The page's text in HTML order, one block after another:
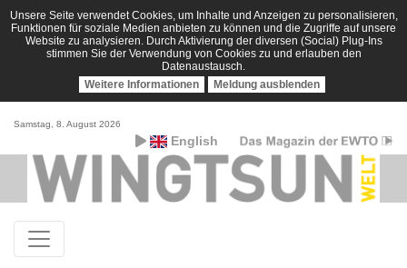
Unsere Seite verwendet Cookies, um Inhalte und Anzeigen zu personalisieren,
Funktionen für soziale Medien anbieten zu können und die Zugriffe auf unsere
Website zu analysieren. Durch Aktivierung der diversen (Social) Plug-Ins
stimmen Sie der Verwendung von Cookies zu und erlauben den
Datenaustausch.
Weitere Informationen
Meldung ausblenden
Samstag, 8. August 2026
English